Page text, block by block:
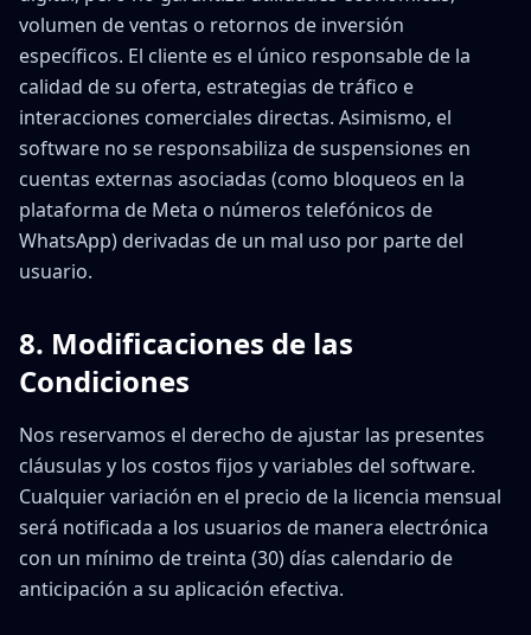
volumen de ventas o retornos de inversión
específicos. El cliente es el único responsable de la
calidad de su oferta, estrategias de tráfico e
interacciones comerciales directas. Asimismo, el
software no se responsabiliza de suspensiones en
cuentas externas asociadas (como bloqueos en la
plataforma de Meta o números telefónicos de
WhatsApp) derivadas de un mal uso por parte del
usuario.
8. Modificaciones de las
Condiciones
Nos reservamos el derecho de ajustar las presentes
cláusulas y los costos fijos y variables del software.
Cualquier variación en el precio de la licencia mensual
será notificada a los usuarios de manera electrónica
con un mínimo de treinta (30) días calendario de
anticipación a su aplicación efectiva.